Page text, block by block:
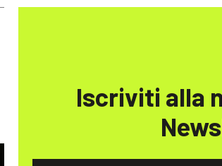
Iscriviti alla